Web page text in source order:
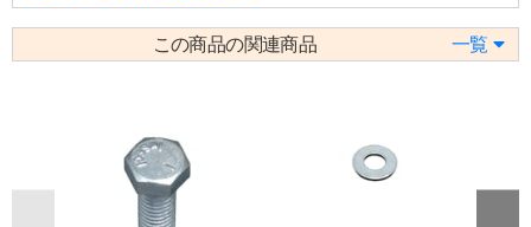
この商品の関連商品 一覧